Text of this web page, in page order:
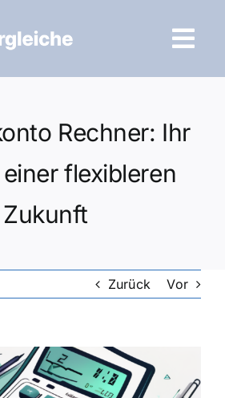
Rechner: Ihr
flexibleren
Zukunft
Zurück Vor